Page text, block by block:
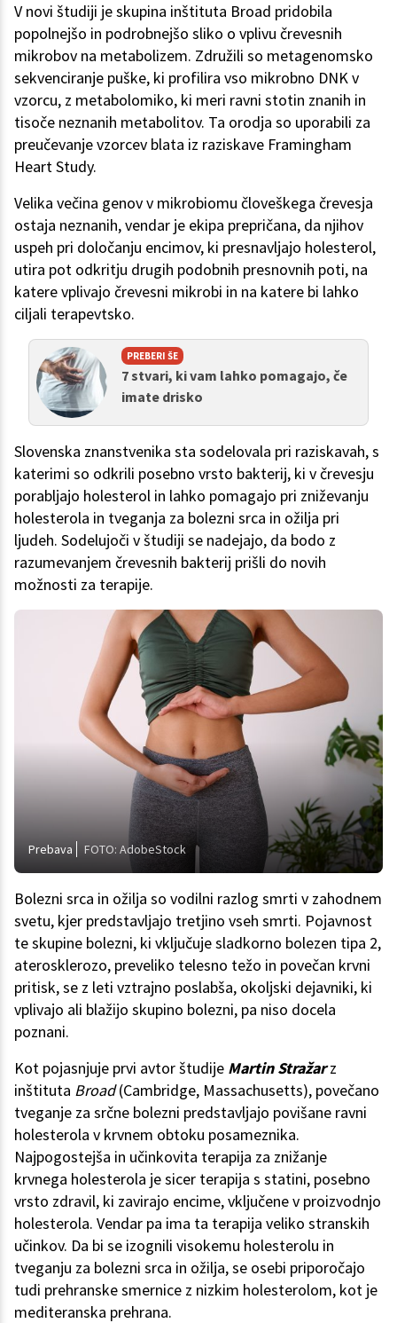
V novi študiji je skupina inštituta Broad pridobila
popolnejšo in podrobnejšo sliko o vplivu črevesnih
mikrobov na metabolizem. Združili so metagenomsko
sekvenciranje puške, ki profilira vso mikrobno DNK v
vzorcu, z metabolomiko, ki meri ravni stotin znanih in
tisoče neznanih metabolitov. Ta orodja so uporabili za
preučevanje vzorcev blata iz raziskave Framingham
Heart Study.
Velika večina genov v mikrobiomu človeškega črevesja
ostaja neznanih, vendar je ekipa prepričana, da njihov
uspeh pri določanju encimov, ki presnavljajo holesterol,
utira pot odkritju drugih podobnih presnovnih poti, na
katere vplivajo črevesni mikrobi in na katere bi lahko
ciljali terapevtsko.
PREBERI ŠE
7 stvari, ki vam lahko pomagajo, če
imate drisko
Slovenska znanstvenika sta sodelovala pri raziskavah, s
katerimi so odkrili posebno vrsto bakterij, ki v črevesju
porabljajo holesterol in lahko pomagajo pri zniževanju
holesterola in tveganja za bolezni srca in ožilja pri
ljudeh. Sodelujoči v študiji se nadejajo, da bodo z
razumevanjem črevesnih bakterij prišli do novih
možnosti za terapije.
Prebava FOTO: AdobeStock
Bolezni srca in ožilja so vodilni razlog smrti v zahodnem
svetu, kjer predstavljajo tretjino vseh smrti. Pojavnost
te skupine bolezni, ki vključuje sladkorno bolezen tipa 2,
aterosklerozo, preveliko telesno težo in povečan krvni
pritisk, se z leti vztrajno poslabša, okoljski dejavniki, ki
vplivajo ali blažijo skupino bolezni, pa niso docela
poznani.
Kot pojasnjuje prvi avtor študije Martin Stražarz
inštituta Broad(Cambridge, Massachusetts), povečano
tveganje za srčne bolezni predstavljajo povišane ravni
holesterola v krvnem obtoku posameznika.
Najpogostejša in učinkovita terapija za znižanje
krvnega holesterola je sicer terapija s statini, posebno
vrsto zdravil, ki zavirajo encime, vključene v proizvodnjo
holesterola. Vendar pa ima ta terapija veliko stranskih
učinkov. Da bi se izognili visokemu holesterolu in
tveganju za bolezni srca in ožilja, se osebi priporočajo
tudi prehranske smernice z nizkim holesterolom, kot je
mediteranska prehrana.